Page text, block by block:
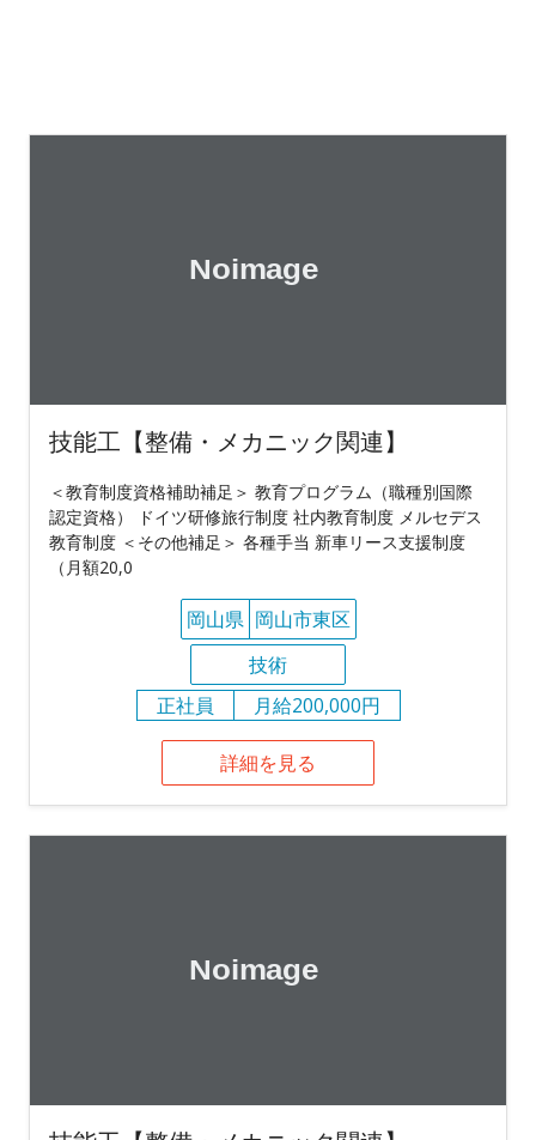
技能工【整備・メカニック関連】
＜教育制度資格補助補足＞ 教育プログラム（職種別国際
認定資格） ドイツ研修旅行制度 社内教育制度 メルセデス
教育制度 ＜その他補足＞ 各種手当 新車リース支援制度
（月額20,0
岡山県 岡山市東区
技術
正社員
月給200,000円
詳細を見る